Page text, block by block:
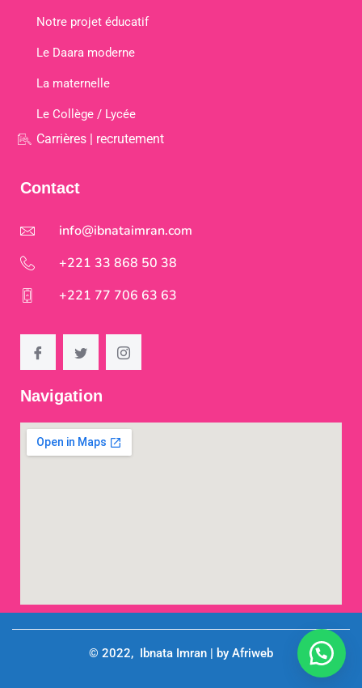
Notre projet éducatif
Le Daara moderne
La maternelle
Le Collège / Lycée
Carrières | recrutement
Contact
info@ibnataimran.com
+221 33 868 50 38
+221 77 706 63 63
Navigation
© 2022, Ibnata Imran | by Afriweb